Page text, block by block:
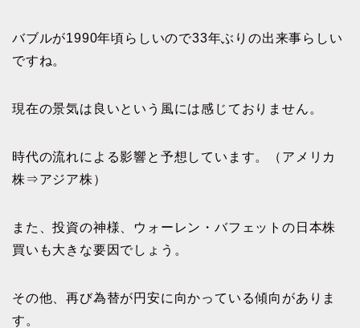
バブルが1990年頃らしいので33年ぶりの出来事らしい
ですね。
現在の景気は良いという風には感じておりません。
時代の流れによる影響と予想しています。（アメリカ
株⇒アジア株）
また、投資の神様、ウォーレン・バフェットの日本株
買いも大きな要因でしょう。
その他、再び為替が円安に向かっている傾向がありま
す。